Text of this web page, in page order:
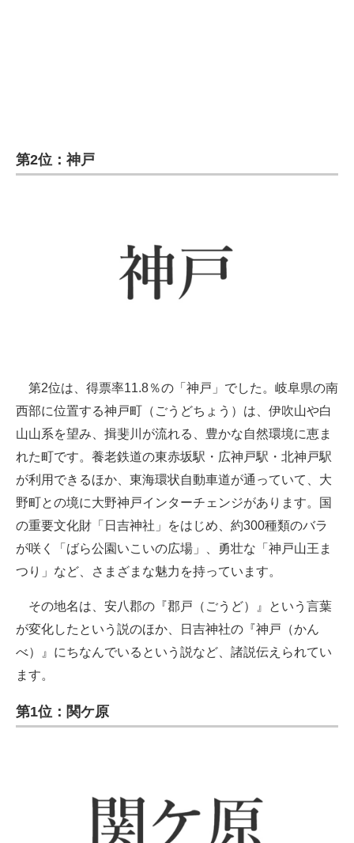
第2位：神戸
第2位は、得票率11.8％の「神戸」でした。岐阜県の南
西部に位置する神戸町（ごうどちょう）は、伊吹山や白
山山系を望み、揖斐川が流れる、豊かな自然環境に恵ま
れた町です。養老鉄道の東赤坂駅・広神戸駅・北神戸駅
が利用できるほか、東海環状自動車道が通っていて、大
野町との境に大野神戸インターチェンジがあります。国
の重要文化財「日吉神社」をはじめ、約300種類のバラ
が咲く「ばら公園いこいの広場」、勇壮な「神戸山王ま
つり」など、さまざまな魅力を持っています。
その地名は、安八郡の『郡戸（ごうど）』という言葉
が変化したという説のほか、日吉神社の『神戸（かん
べ）』にちなんでいるという説など、諸説伝えられてい
ます。
第1位：関ケ原